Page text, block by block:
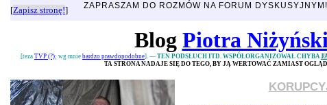
[Zapisz stronę!] ZAPRASZAM DO ROZMÓW NA FORUM
Blog Piotra
[teza TVP (?); wg mnie bardzo prawdopodobne]. — TEN PODSŁUCH ITD. WSPÓŁORGANIZOWAŁ CHYBA
TA STRONA NADAJE SIĘ DO TEGO, BY JĄ WERTOWAĆ ZAMIAST